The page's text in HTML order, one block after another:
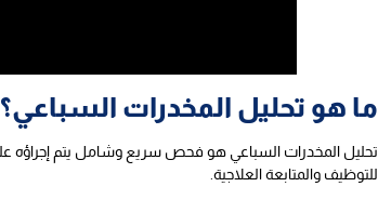
ما هو تحليل المخدرات السباعي؟
للتوظيف والمتابعة العلاجية.